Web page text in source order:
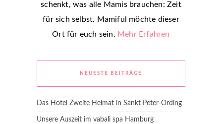
schenkt, was alle Mamis brauchen: Zeit
für sich selbst. Mamiful möchte dieser
Ort für euch sein. Mehr Erfahren
NEUESTE BEITRÄGE
Das Hotel Zweite Heimat in Sankt Peter-Ording
Unsere Auszeit im vabali spa Hamburg